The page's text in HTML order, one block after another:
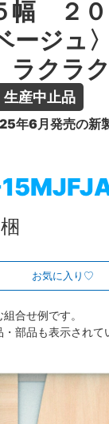
幅 ２
ージ
クラク
産中止品
年6月発売の新
梱
お気に入り
合せ例です。
・部品も表示されて